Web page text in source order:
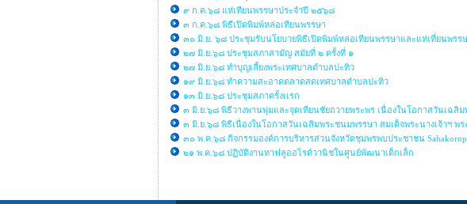
๙ ก.ค.๖๘ แห่เทียนพรรษาประจำปี ๒๕๖๘
๓ ก.ค.๖๘ พิธีเปิดพิมพ์หล่อเทียนพรรษา
๓๐ มิ.ย. ๖๘ ประชุมรับนโยบายพิธีเปิดพิมพ์หล่อเทียนพรรษาและแห่เที่ยนพรร
๒๗ มิ.ย.๖๘ ประชุมสภาสามัญ สมัยที่ ๒ ครั้งที่ ๑
๒๗ มิ.ย.๖๘ ทำบุญเลี้ยงพระเทศบาลตำบลปะทิว
๑๙ มิ.ย.๖๘ ทำความสะอาดตลาดสดเทศบาลตำบลปะทิว
๑๓ มิ.ย.๖๘ ประชุมสภาครั้งเเรก
๓ มิ.ย.๖๘ พิธีวางพานพุ่มและจุดเทียนชัยถวายพระพร เนื่องในโอกาสวันเฉ
๓ มิ.ย.๖๘ พิธีเนื่องในโอกาสวันเฉลิมพระชนมพรรษา สมเด็จพระนางเจ้าฯ พ
๓๐ พ.ค.๖๘ กิจกรรมองค์การบริหารส่วนจังหวัดชุมพรพบประชาชน
๒๑ พ.ค.๖๘ ปฏิบัติงานทาฟลูออไรด์วานิชในศูนย์พัฒนาเด็กเล็ก